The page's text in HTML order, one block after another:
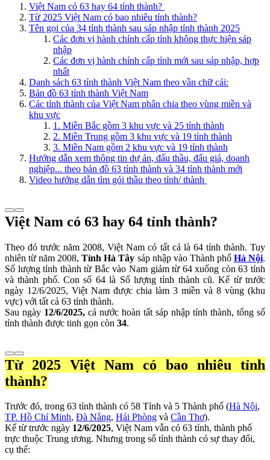
Việt Nam có 63 hay 64 tỉnh thành?
Từ 2025 Việt Nam có bao nhiêu tỉnh thành?
Tên gọi của 34 tỉnh thành sau sáp nhập tỉnh thành 2025
Các đơn vị hành chính cấp tỉnh không thực hiện sáp
nhập
Các đơn vị hành chính cấp tỉnh mới sau sáp nhập, hợp
nhất
Danh sách 63 tỉnh thành Việt Nam theo vần chữ cái:
Bản đồ 63 tỉnh thành Việt Nam
Các tỉnh thành của Việt Nam phân chia theo vùng miền và
khu vực
1. Miền Bắc gồm 3 khu vực và 25 tỉnh thành
2. Miền Trung gồm 3 khu vực và 19 tỉnh thành
3. Miền Nam gồm 2 khu vực và 19 tỉnh thành
Hướng dẫn xem thông tin dự án, đấu thầu, đấu giá, doanh
nghiệp... theo bản đồ 63 tỉnh thành và 34 tỉnh thành mới
Video hướng dẫn tìm gói thầu theo tỉnh/ thành
Việt Nam có 63 hay 64 tỉnh thành?
Theo đó trước năm 2008, Việt Nam có tất cả là 64 tỉnh thành. Tuy
nhiên từ năm 2008,Tỉnh Hà Tây sáp nhập vào Thành phố Hà Nội.
Số lượng tỉnh thành từ Bắc vào Nam giảm từ 64 xuống còn 63 tỉnh
và thành phố. Con số 64 là Số lượng tỉnh thành cũ. Kể từ trước
ngày 12/6/2025, Việt Nam được chia làm 3 miền và 8 vùng (khu
vực) với tất cả 63 tỉnh thành.
Sau ngày 12/6/2025, cả nước hoàn tất sáp nhập tỉnh thành, tổng số
tỉnh thành được tinh gọn còn 34.
Từ 2025 Việt Nam có bao nhiêu tỉnh
thành?
Trước đó, trong 63 tỉnh thành có 58 Tỉnh và 5 Thành phố (Hà Nội,
TP. Hồ Chí Minh, Đà Nẵng, Hải Phòng và Cần Thơ).
Kể từ trước ngày 12/6/2025, Việt Nam vẫn có 63 tỉnh, thành phố
trực thuộc Trung ương. Nhưng trong số tỉnh thành có sự thay đổi,
cụ thể: